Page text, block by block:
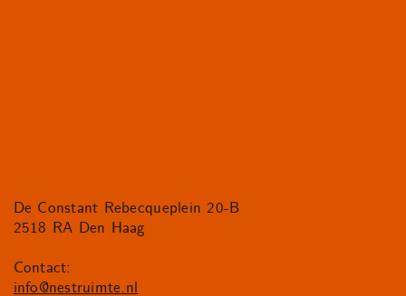
De Constant Rebecqueplein 20-B
2518 RA Den Haag
Contact:
info@nestruimte.nl